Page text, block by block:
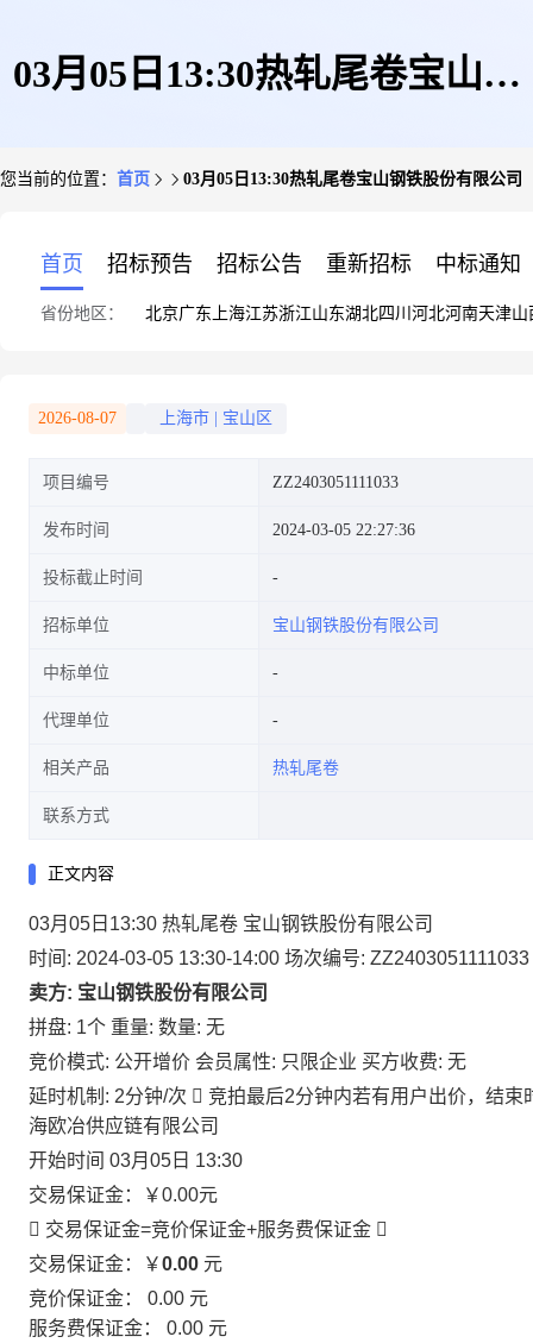
03月05日13:30热轧尾卷宝山钢
您当前的位置： 首页 03月05日13:30热轧尾卷宝山钢铁股份有限公司
首页 招标预告 招标公告 重新招标 中标通知
省份地区： 北京广东 上海江苏浙江山东湖北四川 河北河南天津山
2026-08-07 上海市 宝山区
项目编号 ZZ2403051111033
发布时间 2024-03-05 22:27:36
投标截止时间
招标单位 宝山钢铁股份有限公司
中标单位
代理单位
相关产品 热轧尾卷
联系方式
正文内容
03月05日13:30 热轧尾卷 宝山钢铁股份有限公司
时间: 2024-03-05 13:30-14:00 场次编号: ZZ2403051111033
卖方: 宝山钢铁股份有限公司
拼盘: 1个 重量: 数量: 无
竞价模式: 公开增价 会员属性: 只限企业 买方收费: 无
延时机制: 2分钟/次  竞拍最后2分钟内若有用户出价，结
海欧冶供应链有限公司
开始时间 03月05日 13:30
交易保证金：
￥0.00元
 交易保证金=竞价保证金+服务费保证金 
交易保证金：￥0.00 元
竞价保证金： 0.00 元
服务费保证金： 0.00 元